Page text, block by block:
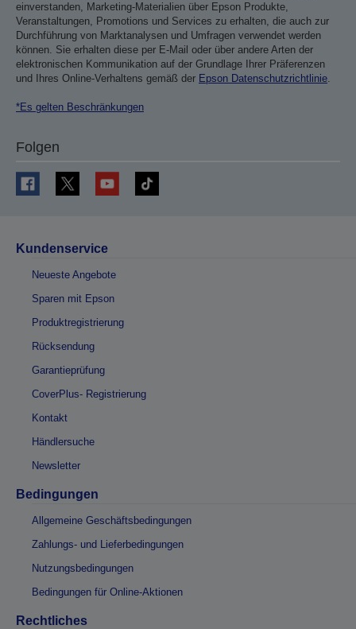
einverstanden, Marketing-Materialien über Epson Produkte,
Veranstaltungen, Promotions und Services zu erhalten, die auch zur
Durchführung von Marktanalysen und Umfragen verwendet werden
können. Sie erhalten diese per E-Mail oder über andere Arten der
elektronischen Kommunikation auf der Grundlage Ihrer Präferenzen
und Ihres Online-Verhaltens gemäß der Epson Datenschutzrichtlinie.
*Es gelten Beschränkungen
Folgen
Kundenservice
Neueste Angebote
Sparen mit Epson
Produktregistrierung
Rücksendung
Garantieprüfung
CoverPlus- Registrierung
Kontakt
Händlersuche
Newsletter
Bedingungen
Allgemeine Geschäftsbedingungen
Zahlungs- und Lieferbedingungen
Nutzungsbedingungen
Bedingungen für Online-Aktionen
Rechtliches